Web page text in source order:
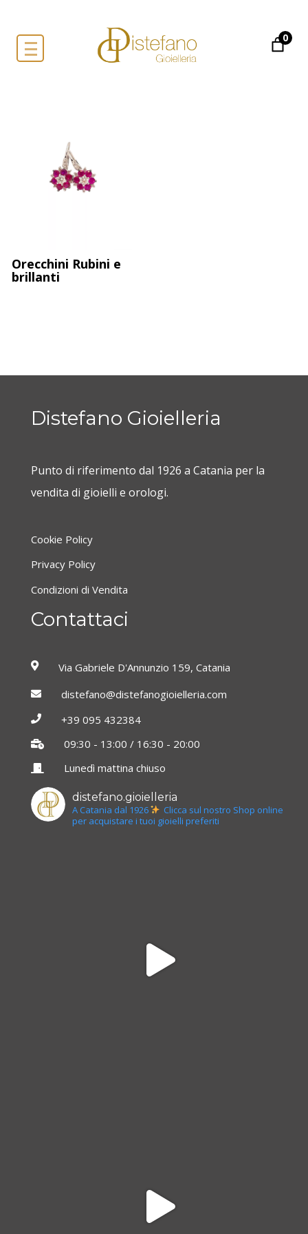
0
Orecchini Rubini e
brillanti
Distefano Gioielleria
Punto di riferimento dal 1926 a Catania per la
vendita di gioielli e orologi.
Cookie Policy
Privacy Policy
Condizioni di Vendita
Contattaci
Via Gabriele D'Annunzio 159, Catania
distefano@distefanogioielleria.com
+39 095 432384
09:30 - 13:00 / 16:30 - 20:00
Lunedì mattina chiuso
distefano.gioielleria
A Catania dal 1926
Clicca sul nostro Shop online
per acquistare i tuoi gioielli preferiti